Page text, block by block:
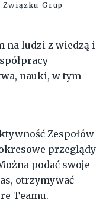
Grup
na ludzi z wiedzą i
nauki, w tym
Zespołów
przeglądy
podać swoje
otrzymywać
Teamu.